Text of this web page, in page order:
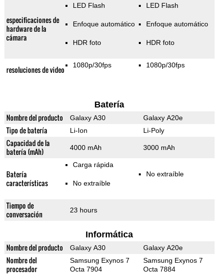
especificaciones de
hardware de la
cámara
LED Flash
Enfoque automático
HDR foto
LED Flash
Enfoque automático
HDR foto
resoluciones de video 1080p/30fps 1080p/30fps
Batería
Nombre del producto Galaxy A30 Galaxy A20e
Tipo de batería Li-Ion Li-Poly
Capacidad de la
batería (mAh)
4000 mAh 3000 mAh
Batería
características
Carga rápida
No extraíble
No extraíble
Tiempo de
conversación
23 hours
Informática
Nombre del producto Galaxy A30 Galaxy A20e
Nombre del
procesador
Samsung Exynos 7
Octa 7904
Samsung Exynos 7
Octa 7884